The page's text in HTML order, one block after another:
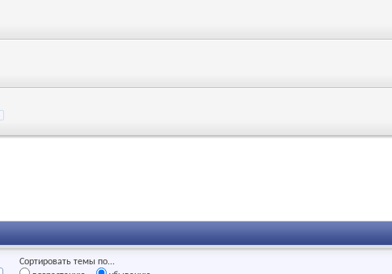
Сортировать темы по...